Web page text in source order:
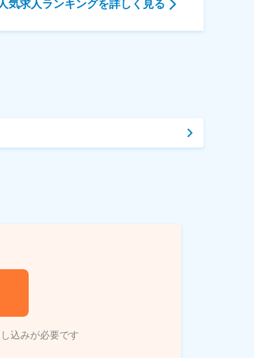
気求人ランキングを詳しく見る
込みが必要です